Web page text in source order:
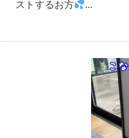
ストするお方
...